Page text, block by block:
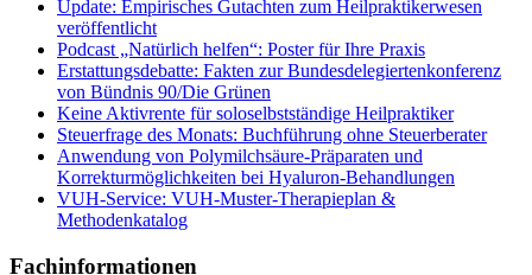
Update: Empirisches Gutachten zum Heilpraktikerwesen
veröffentlicht
Podcast „Natürlich helfen“: Poster für Ihre Praxis
Erstattungsdebatte: Fakten zur Bundesdelegiertenkonferenz
von Bündnis 90/Die Grünen
Keine Aktivrente für soloselbstständige Heilpraktiker
Steuerfrage des Monats: Buchführung ohne Steuerberater
Anwendung von Polymilchsäure-Präparaten und
Korrekturmöglichkeiten bei Hyaluron-Behandlungen
VUH-Service: VUH-Muster-Therapieplan &
Methodenkatalog
Fachinformationen